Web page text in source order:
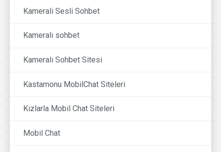
Kamerali Sesli Sohbet
Kameralı sohbet
Kameralı Sohbet Sitesi
Kastamonu MobilChat Siteleri
Kızlarla Mobil Chat Siteleri
Mobil Chat